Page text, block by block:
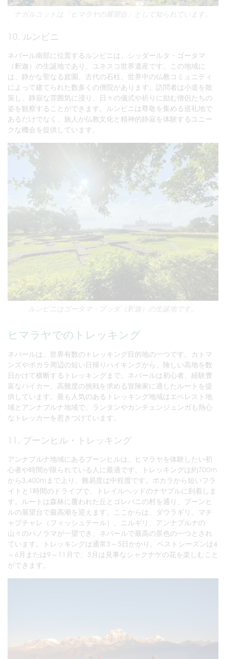
ナガルコットは「ヒマラヤの展望台」として知られています。
10. ルンビニ
ネパール南部に位置するルンビニは、シッダールタ・ゴータマ
（釈迦）の生誕地であり、ユネスコ世界遺産です。この地域に
は、静かな聖なる庭園、古代の石柱、世界中の仏教コミュニティ
によって建てられた数多くの僧院があります。訪問者は小道を散
策し、静寂な雰囲気に浸り、日々の儀式や祈りに励む僧侶たちの
姿を観察することができます。ルンビニは尊敬を集める巡礼地で
あるだけでなく、旅人が仏教文化と精神的静寂を体験するユニー
クな機会を提供しています。
ルンビニはゴータマ・ブッダ（釈迦）の生誕地です。
ヒマラヤでのトレッキング
ネパールは、世界有数のトレッキング目的地の一つです。カトマ
ンズやポカラ周辺の短い日帰りハイキングから、険しい高地を数
日かけて横断するトレッキングまで、ネパールは初心者、経験豊
富なハイカー、高難度の挑戦を求める冒険家に適したルートを提
供しています。最も人気のあるトレッキング地域はエベレスト地
域とアンナプルナ地域で、ランタンやカンチェンジュンガも熱心
なトレッカーを惹きつけています。
11. プーンヒル・トレッキング
アンナプルナ地域にあるプーンヒルは、ヒマラヤを体験したい初
心者や時間が限られている人に最適です。トレッキングは約700m
から3,400mまで上り、難易度は中程度です。ポカラから短いフラ
イトと1時間のドライブで、トレイルヘッドのナヤプルに到着しま
す。ルートは森林に覆われた丘とゴレパニの村を通り、プーンヒ
ルの展望台で最高潮を迎えます。ここからは、ダウラギリ、マチ
ャプチャレ（フィッシュテール）、ニルギリ、アンナプルナの
山々のパノラマが一望でき、ネパールで最高の景色の一つとされ
ています。トレッキングは通常3～5日かかり、ベストシーズンは4
～6月または9～11月で、5月は見事なシャクナゲの花を楽しむこと
ができます。